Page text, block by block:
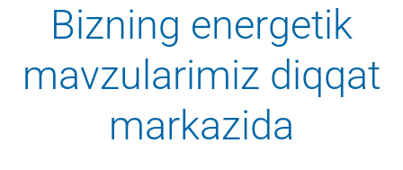
Bizning energetik
mavzularimiz diqqat
markazida